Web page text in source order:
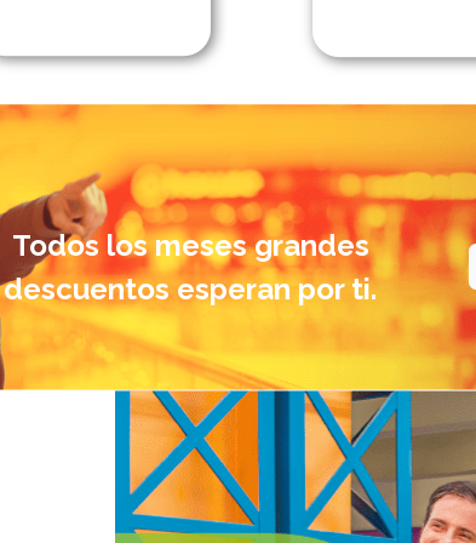
Todos los meses grandes
descuentos esperan por ti.